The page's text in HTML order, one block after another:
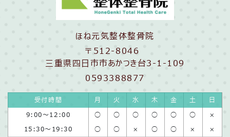
ほね元気整体整骨院
〒512-8046
三重県四日市市あかつき台3-1-109
0593388877
受付時間 月 火 水 木 金 土
日
9:00〜12:00
◯ ◯ ◯ ◯ ◯ ◯
×
15:30〜19:30
◯ ◯ × ◯ ◯ × ×